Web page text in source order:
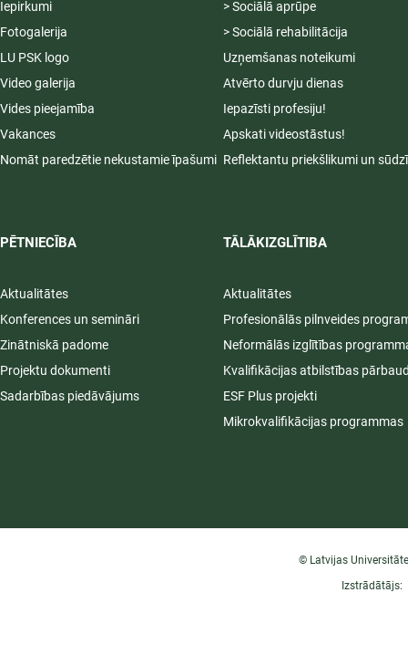
Iepirkumi
Fotogalerija
LU PSK logo
Video galerija
Vides pieejamība
Vakances
Nomāt paredzētie nekustamie īpašumi
PĒTNIECĪBA
Aktualitātes
Konferences un semināri
Zinātniskā padome
Projektu dokumenti
Sadarbības piedāvājums
> Sociālā aprūpe
> Sociālā rehabilitācija
Uzņemšanas noteikumi
Atvērto durvju dienas
Iepazīsti profesiju!
Apskati videostāstus!
Reflektantu priekšlikumi un
TĀLĀKIZGLĪTIBA
Aktualitātes
Profesionālās pilnveides
Neformālās izglītības
Kvalifikācijas atbilstības
ESF Plus projekti
Mikrokvalifikācijas programmas
© Latvijas
Izstrādātājs: